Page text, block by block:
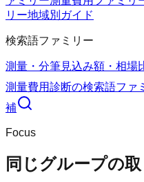
リー地域別ガイド
検索語ファミリー
測量・分筆見込み額・相場
測量費用診断の検索語ファ
補
Focus
同じグループの